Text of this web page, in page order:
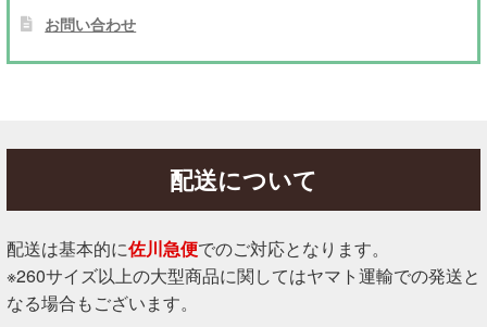
お問い合わせ
配送について
配送は基本的に佐川急便でのご対応となります。
※260サイズ以上の大型商品に関してはヤマト運輸での発送と
なる場合もございます。